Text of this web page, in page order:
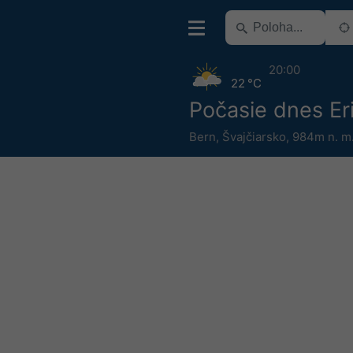
Počasie dnes
Bern, Švajčiarsko, 984m n.
22 °C
20:00